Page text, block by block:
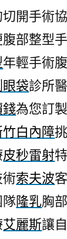
開手術
腹部整型
年輕手術
眼袋診所
錢為您訂
竹白內障
皮秒雷射
術索夫波
隊隆乳胸
艾麗斯讓